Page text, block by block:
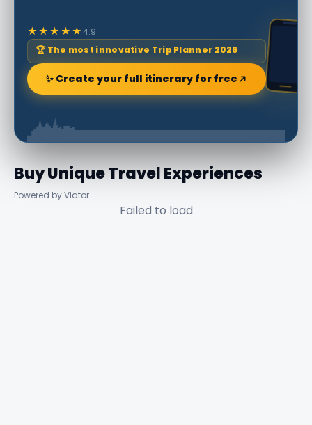
★★★★★4.9
🏆 The most innovative Trip Planner 2026
✨ Create your full itinerary for free
Buy Unique Travel Experiences
Powered by Viator
Failed to load